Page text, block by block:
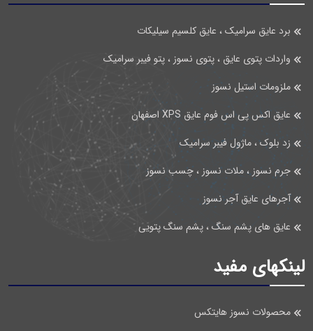
برد عایق سرامیک ، عایق کلسیم سیلیکات
واردات پتوی عایق ، پتوی نسوز ، پتو فیبر سرامیک
ملزومات استیل نسوز
عایق اکس پی اس فوم عایق XPS اصفهان
زد بلوک ، ماژول فیبر سرامیک
جرم نسوز ، ملات نسوز ، چسب نسوز
آجرهای عایق آجر نسوز
عایق های پشم سنگ ، پشم سنگ پتویی
لینکهای مفید
محصولات نسوز هایتکس